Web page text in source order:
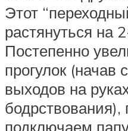
Этот
растянуться на
Постепенно
прогулок (начав
выходов на
бодрствования),
подключаем